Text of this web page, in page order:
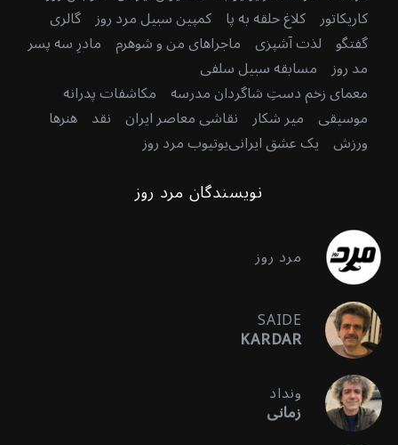
کاریکاتور کلاغ حلقه به پا کمپین سبیل مرد روز گالری
گفتگو لذت آشپزی ماجراهای من و شوهرم مادرِ سه پسر
مد روز مسابقه سبیل سلفی
معمای زخم دستِ شاگردان مدرسه مکاشفات پدرانه
موسیقی میر شکار نقاشی معاصر ایران نقد هنرها
ورزش یک عشق ایرانییوتیوب مرد روز
نویسندگان مرد روز
مرد روز
SAIDE
KARDAR
ونداد
زمانی